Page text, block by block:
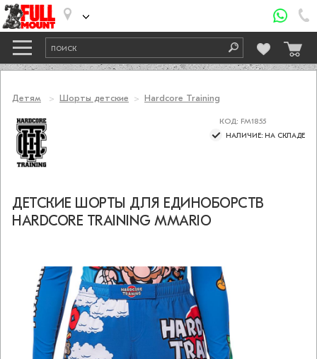
Детям Шорты детские Hardcore Training
КОД: FM1855
НАЛИЧИЕ: НА СКЛАДЕ
ДЕТСКИЕ ШОРТЫ ДЛЯ ЕДИНОБОРСТВ
HARDCORE TRAINING MMARIO